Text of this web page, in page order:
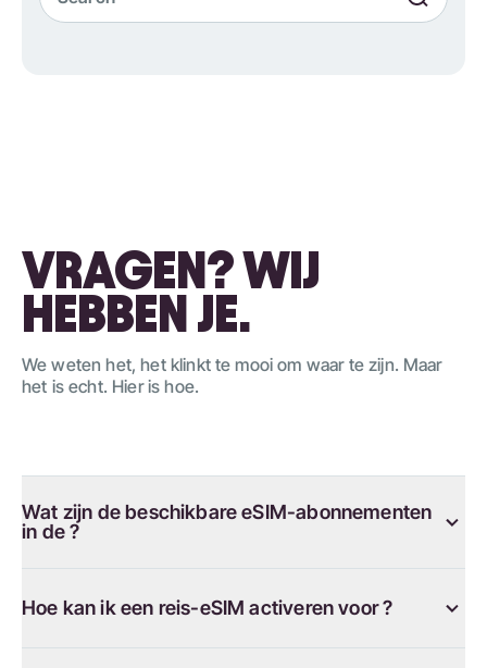
VRAGEN? WIJ
HEBBEN JE.
We weten het, het klinkt te mooi om waar te zijn. Maar
het is echt. Hier is hoe.
Wat zijn de beschikbare eSIM-abonnementen
in de ?
Hoe kan ik een reis-eSIM activeren voor ?